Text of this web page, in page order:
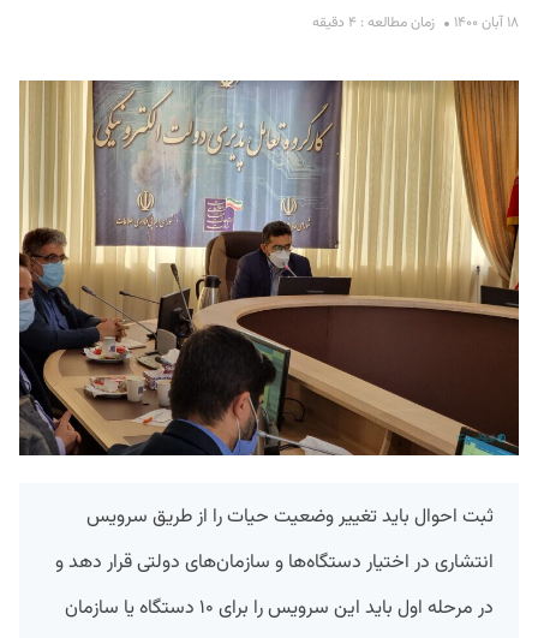
۱۸ آبان ۱۴۰۰ زمان مطالعه : ۴ دقیقه
ثبت احوال باید تغییر وضعیت حیات را از طریق سرویس
انتشاری در اختیار دستگاه‌ها و سازمان‌های دولتی قرار دهد و
در مرحله اول باید این سرویس را برای ۱۰ دستگاه یا سازمان